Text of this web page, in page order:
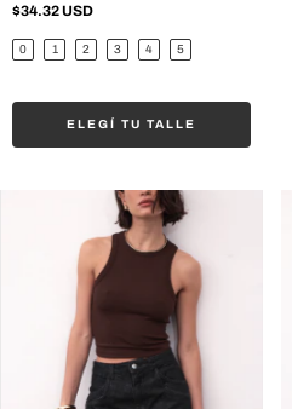
$34.32 USD
0 1 2 3 4 5
ELEGÍ TU TALLE